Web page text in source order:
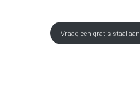
Vraag een gratis staal aan